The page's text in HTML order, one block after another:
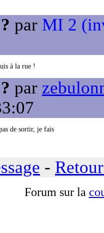
par MI 2
à la rue !
par
de sortir, je fais
-
Forum sur la